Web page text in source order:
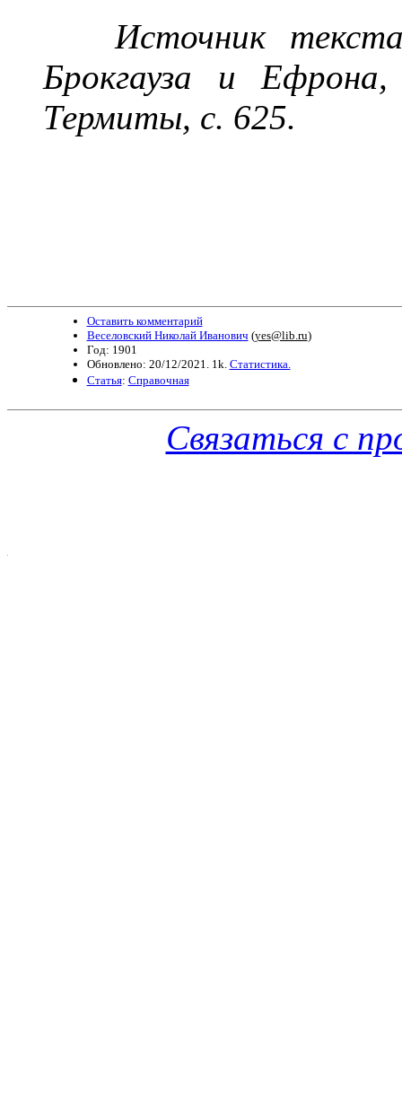
Источник
Брокгауза и
Термиты, с. 625.
Оставить комментарий
Веселовский Николай Иванович (yes@lib.ru)
Год: 1901
Обновлено: 20/12/2021. 1k. Статистика.
Статья: Справочная
Связаться с